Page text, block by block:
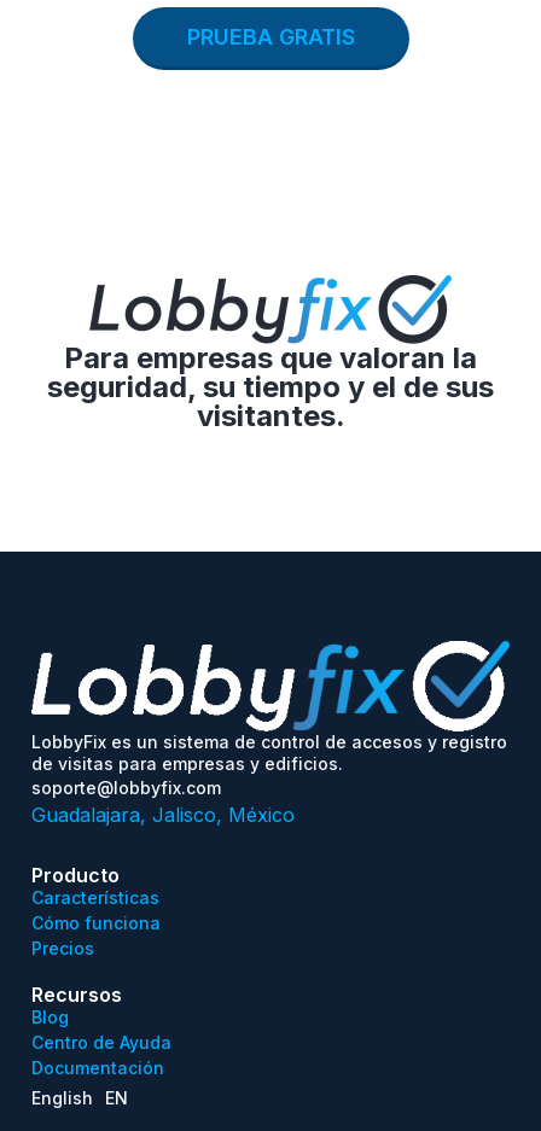
PRUEBA GRATIS
Para empresas que valoran la
seguridad, su tiempo y el de sus
visitantes.
LobbyFix es un sistema de control de accesos y registro
de visitas para empresas y edificios.
soporte@lobbyfix.com
Guadalajara, Jalisco, México
Producto
Características
Cómo funciona
Precios
Recursos
Blog
Centro de Ayuda
Documentación
English
EN